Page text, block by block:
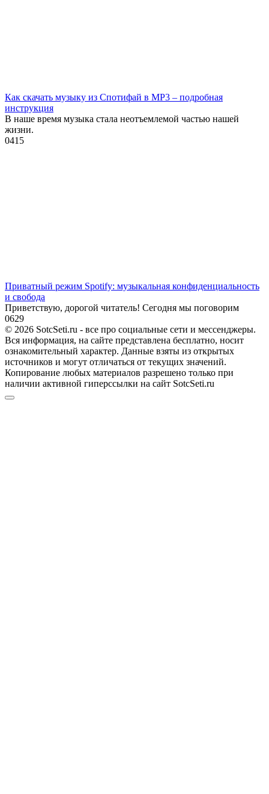
Как скачать музыку из Спотифай в MP3 – подробная
инструкция
В наше время музыка стала неотъемлемой частью нашей
жизни.
0415
Приватный режим Spotify: музыкальная конфиденциальность
и свобода
Приветствую, дорогой читатель! Сегодня мы поговорим
0629
© 2026 SotcSeti.ru - все про социальные сети и мессенджеры.
Вся информация, на сайте представлена бесплатно, носит
ознакомительный характер. Данные взяты из открытых
источников и могут отличаться от текущих значений.
Копирование любых материалов разрешено только при
наличии активной гиперссылки на сайт SotcSeti.ru